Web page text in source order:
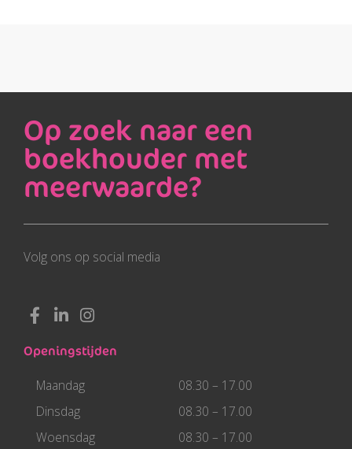
Openingstijden
Maandag
08.30 – 17.00
Dinsdag
08.30 – 17.00
Woensdag
08.30 – 17.00
Op zoek naar een
boekhouder met
meerwaarde?
Volg ons op social media
F
a
c
e
b
o
o
k
-
L
i
n
k
e
d
i
-
I
n
s
t
m